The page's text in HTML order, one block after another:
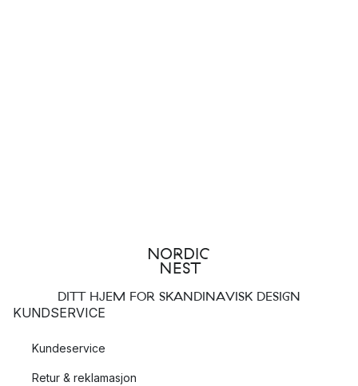
DITT HJEM FOR SKANDINAVISK DESIGN
KUNDSERVICE
Kundeservice
Retur & reklamasjon